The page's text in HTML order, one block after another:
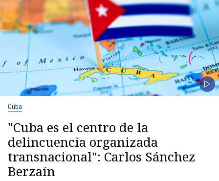
Cuba
"Cuba es el centro de la
delincuencia organizada
transnacional": Carlos Sánchez
Berzaín